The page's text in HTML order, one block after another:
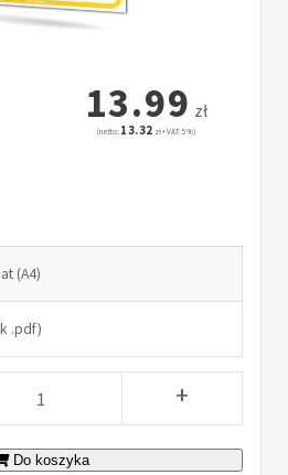
13.99 zł
(netto: 13.32 zł + VAT: 5%)
(A4)
.pdf)
+
Do koszyka